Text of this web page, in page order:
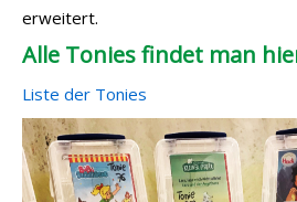
erweitert.
Alle Tonies findet man
Liste der Tonies